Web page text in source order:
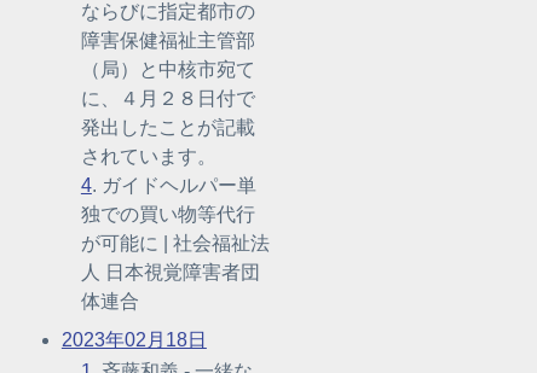
ならびに指定都市の
障害保健福祉主管部
（局）と中核市宛て
に、４月２８日付で
発出したことが記載
されています。
4. ガイドヘルパー単
独での買い物等代行
が可能に | 社会福祉法
人 日本視覚障害者団
体連合
2023年02月18日